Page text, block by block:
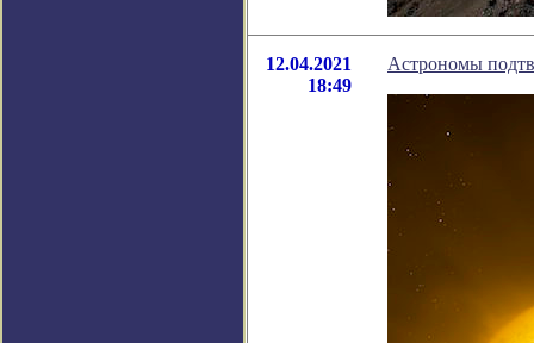
12.04.2021
18:49
Астрономы